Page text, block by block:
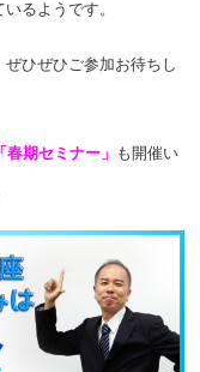
るようです。
ひぜひご参加お待ちし
「春期セミナー」 も開催い